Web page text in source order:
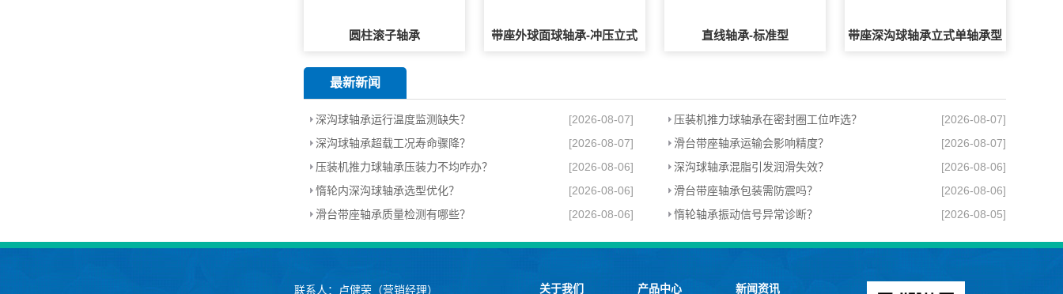
圆柱滚子轴承 带座外球面球轴承-冲压立式 直线轴承-标准型 带座深沟球轴承立式单轴承型
最新新闻
深沟球轴承运行温度监测缺失？ [2026-08-07] 压装机推力球轴承在密封圈工位咋选？
[2026-08-07]
深沟球轴承超载工况寿命骤降？
[2026-08-07] 滑台带座轴承运输会影响精度？
[2026-08-07]
压装机推力球轴承压装力不均咋办？
[2026-08-06] 深沟球轴承混脂引发润滑失效？
[2026-08-06]
惰轮内深沟球轴承选型优化？
[2026-08-06] 滑台带座轴承包装需防震吗？
[2026-08-06]
滑台带座轴承质量检测有哪些？
[2026-08-06] 惰轮轴承振动信号异常诊断？ [2026-08-05]
联系人：卢健荣（营销经理） 关于我们 产品中心 新闻资讯